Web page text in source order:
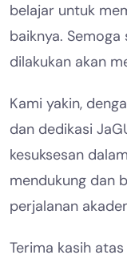
belajar untuk
baiknya.
dilakukan akan
Kami yakin,
dan dedikasi
kesuksesan
mendukung dan
perjalanan
Terima kasih